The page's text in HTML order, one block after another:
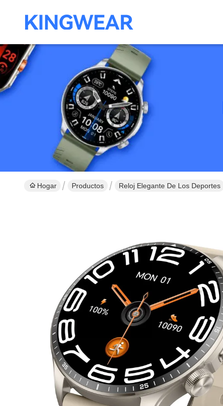
Hogar Productos Reloj Elegante De Los Deportes